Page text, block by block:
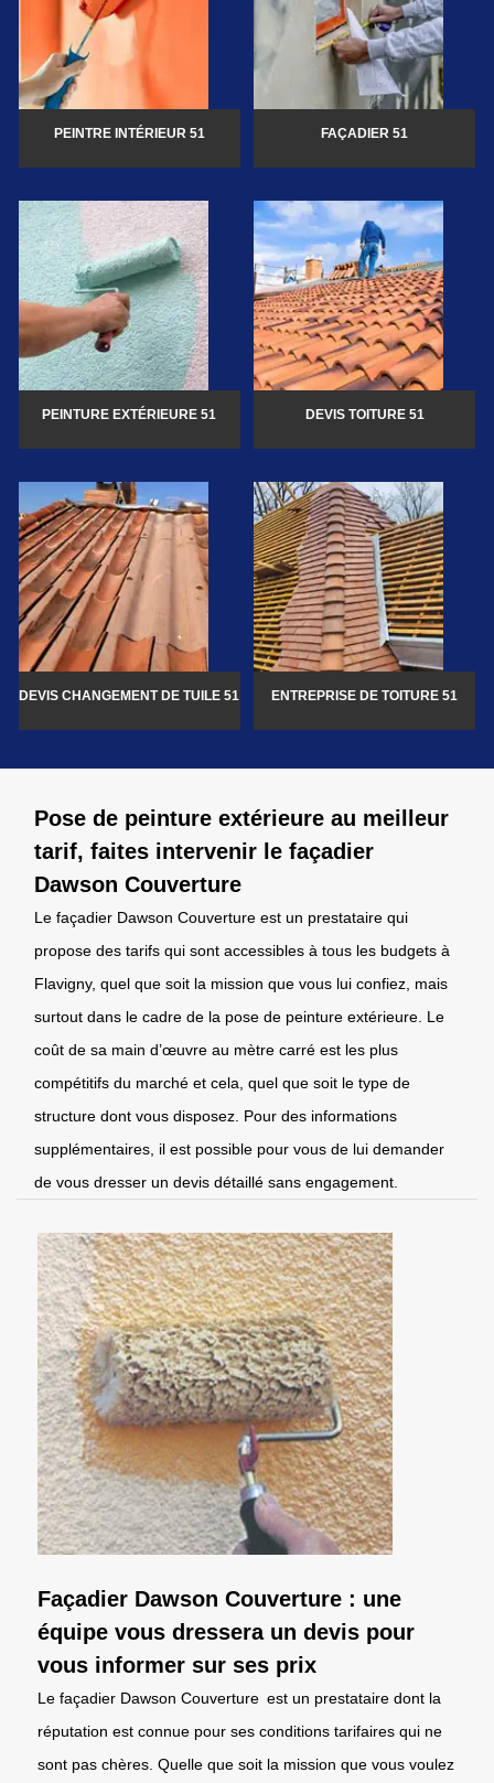
PEINTRE INTÉRIEUR 51 FAÇADIER 51
PEINTURE EXTÉRIEURE 51 DEVIS TOITURE 51
DEVIS CHANGEMENT DE TUILE 51 ENTREPRISE DE TOITURE 51
Pose de peinture extérieure au meilleur
tarif, faites intervenir le façadier
Dawson Couverture
Le façadier Dawson Couverture est un prestataire qui
propose des tarifs qui sont accessibles à tous les budgets à
Flavigny, quel que soit la mission que vous lui confiez, mais
surtout dans le cadre de la pose de peinture extérieure. Le
coût de sa main d’œuvre au mètre carré est les plus
compétitifs du marché et cela, quel que soit le type de
structure dont vous disposez. Pour des informations
supplémentaires, il est possible pour vous de lui demander
de vous dresser un devis détaillé sans engagement.
Façadier Dawson Couverture : une
équipe vous dressera un devis pour
vous informer sur ses prix
Le façadier Dawson Couverture est un prestataire dont la
réputation est connue pour ses conditions tarifaires qui ne
sont pas chères. Quelle que soit la mission que vous voulez